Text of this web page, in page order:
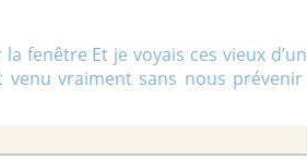
fenêtre Et je voyais ces vieux d’un
vraiment sans nous prévenir